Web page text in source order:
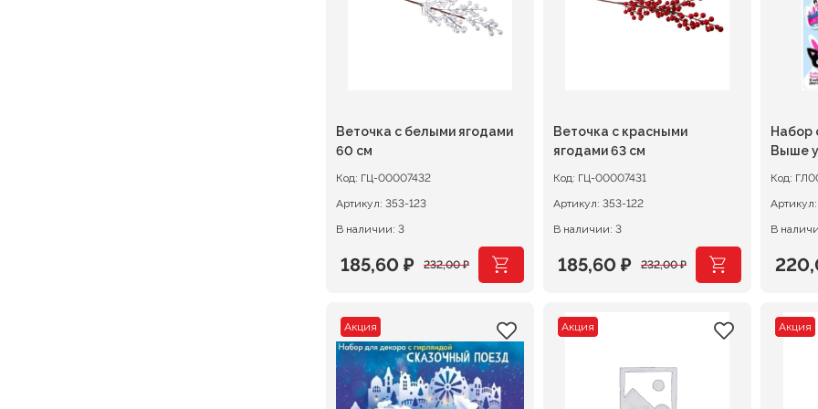
Веточка с белыми ягодами
60 см
Код: ГЦ-00007432
Артикул: 353-123
В наличии: 3
232,00₽
Первоначальная
составляла
232,00 ₽.
185,60 ₽
Текущая
185,60 ₽.
Веточка с красными
ягодами 63 см
Код: ГЦ-00007431
Артикул: 353-122
В наличии: 3
232,00₽
Первоначальная
составляла
185,60 ₽
Текущая
185,60 ₽.
Набор
Выше
Код:
Артикул:
В
Акция Акция Акция